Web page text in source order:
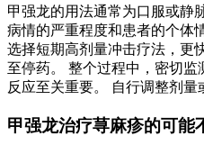
甲强龙的用法通常为口服或静
病情的严重程度和患者的个体
选择短期高剂量冲击疗法，更
至停药。 整个过程中，密切监
反应至关重要。 自行调整剂量
甲强龙治疗荨麻疹的可能